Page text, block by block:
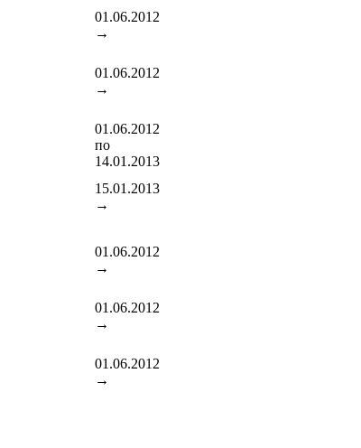
01.06.2012
→
01.06.2012
→
01.06.2012
по
14.01.2013
15.01.2013
→
01.06.2012
→
01.06.2012
→
01.06.2012
→